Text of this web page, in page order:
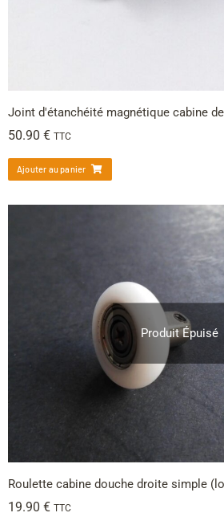
Joint d'étanchéité magnétique cabine
50.90 € TTC
Ajouter au panier
Produit Épuisé
Roulette cabine douche droite simple
19.90 € TTC